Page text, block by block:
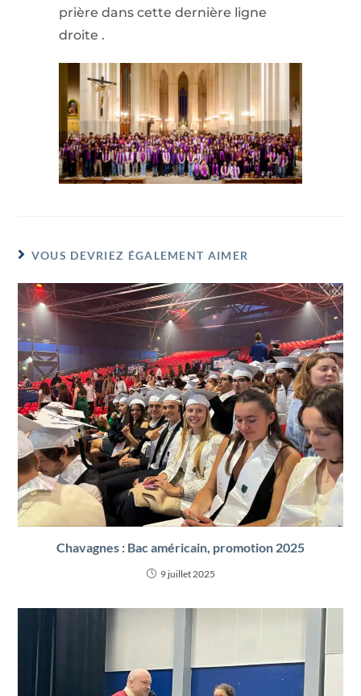
prière dans cette dernière ligne
droite .
VOUS DEVRIEZ ÉGALEMENT AIMER
Chavagnes : Bac américain, promotion 2025
9 juillet 2025